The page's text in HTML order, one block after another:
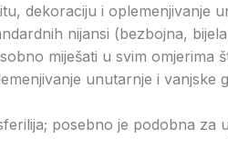
dekoraciju i oplemenjivanje
nijansi (bezbojna,
miješati u svim omjerima
unutarnje i
posebno je podobna